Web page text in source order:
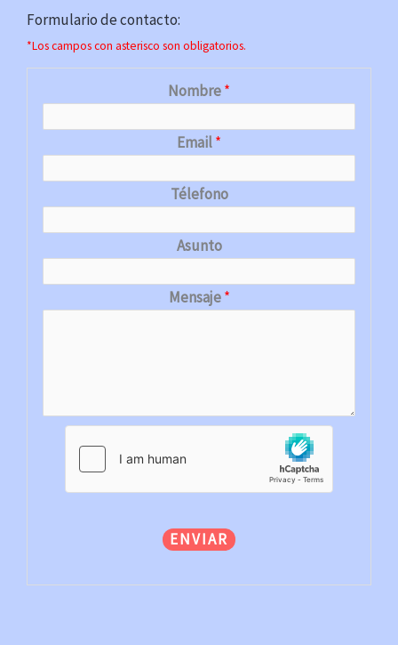
Formulario de contacto:
*Los campos con asterisco son obligatorios.
Nombre*
Email*
Télefono
Asunto
Mensaje*
ENVIAR